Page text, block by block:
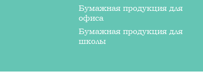
Бумажная продукция для
офиса
Бумажная продукция для
школы